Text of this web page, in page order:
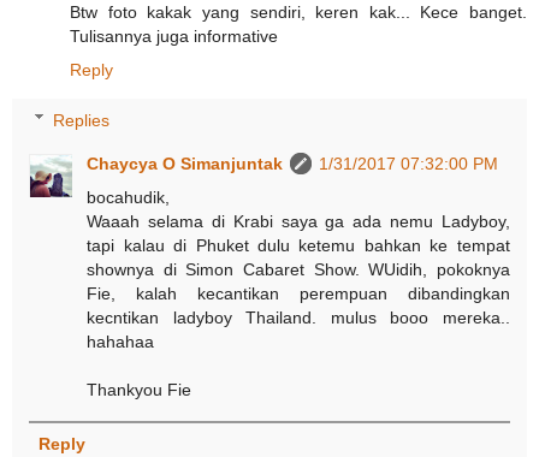
Btw foto kakak yang sendiri, keren kak... Kece banget.
Tulisannya juga informative
Reply
Replies
Chaycya O Simanjuntak
1/31/2017 07:32:00 PM
bocahudik,
Waaah selama di Krabi saya ga ada nemu Ladyboy,
tapi kalau di Phuket dulu ketemu bahkan ke tempat
shownya di Simon Cabaret Show. WUidih, pokoknya
Fie, kalah kecantikan perempuan dibandingkan
kecntikan ladyboy Thailand. mulus booo mereka..
hahahaa
Thankyou Fie
Reply